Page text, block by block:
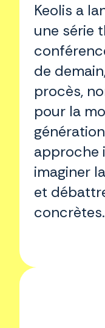
Keolis a
une série
de
procès,
pour la
approche
imaginer
et
concrètes.